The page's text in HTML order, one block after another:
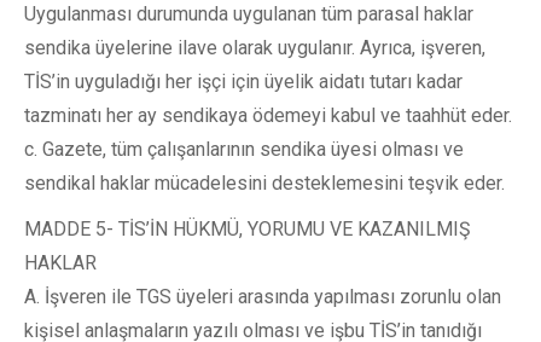
Uygulanması durumunda uygulanan tüm parasal haklar
sendika üyelerine ilave olarak uygulanır. Ayrıca, işveren,
TİS’in uyguladığı her işçi için üyelik aidatı tutarı kadar
tazminatı her ay sendikaya ödemeyi kabul ve taahhüt eder.
c. Gazete, tüm çalışanlarının sendika üyesi olması ve
sendikal haklar mücadelesini desteklemesini teşvik eder.
MADDE 5- TİS’İN HÜKMÜ, YORUMU VE KAZANILMIŞ
HAKLAR
A. İşveren ile TGS üyeleri arasında yapılması zorunlu olan
kişisel anlaşmaların yazılı olması ve işbu TİS’in tanıdığı